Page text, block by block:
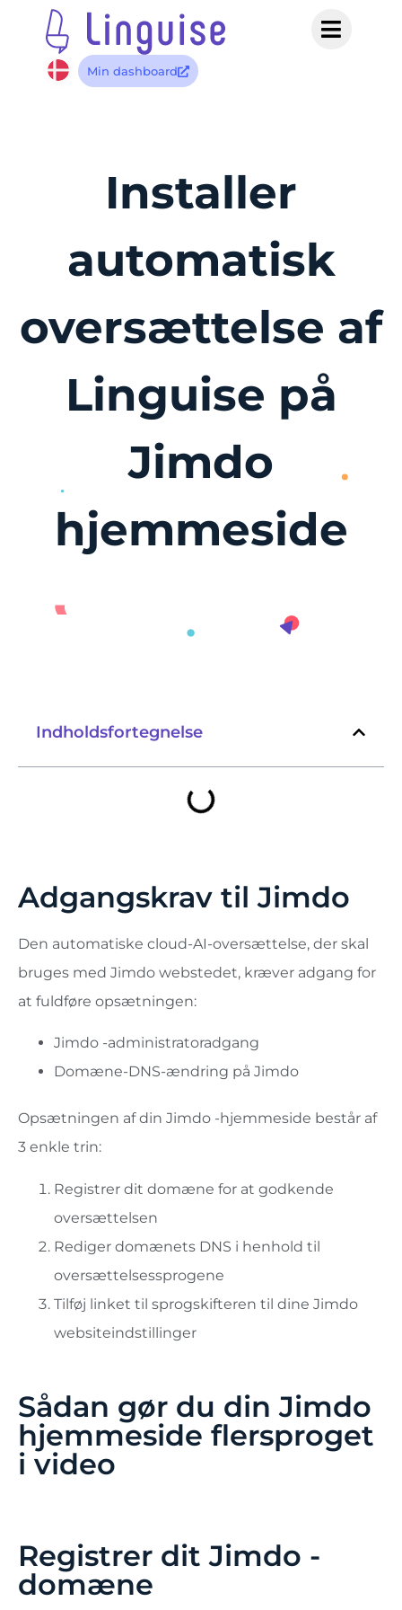
Min dashboard
Installer
automatisk
oversættelse af
Linguise på
Jimdo
hjemmeside
Indholdsfortegnelse
Adgangskrav til Jimdo
Den automatiske cloud-AI-oversættelse, der skal
bruges med Jimdo webstedet, kræver adgang for
at fuldføre opsætningen:
Jimdo -administratoradgang
Domæne-DNS-ændring på Jimdo
Opsætningen af ​​din Jimdo -hjemmeside består af
3 enkle trin:
Registrer dit domæne for at godkende
oversættelsen
Rediger domænets DNS i henhold til
oversættelsessprogene
Tilføj linket til sprogskifteren til dine Jimdo
websiteindstillinger
Sådan gør du din Jimdo
hjemmeside flersproget
i video
Registrer dit Jimdo -
domæne